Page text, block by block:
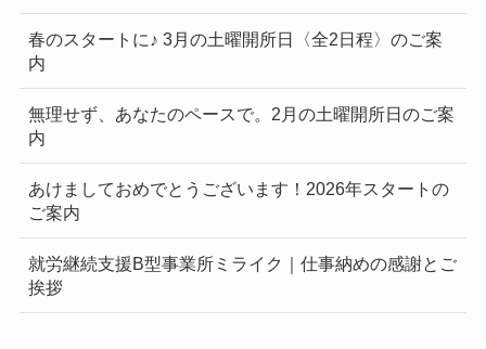
春のスタートに♪ 3月の土曜開所日〈全2日程〉のご案
内
無理せず、あなたのペースで。2月の土曜開所日のご案
内
あけましておめでとうございます！2026年スタートの
ご案内
就労継続支援B型事業所ミライク｜仕事納めの感謝とご
挨拶